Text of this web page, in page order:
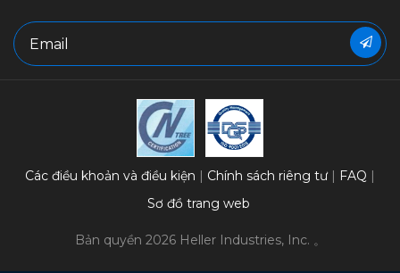
Các điều khoản và điều kiện Chính sách riêng tư
FAQ
Sơ đồ trang web
Bản quyền 2026 Heller Industries, Inc. 。